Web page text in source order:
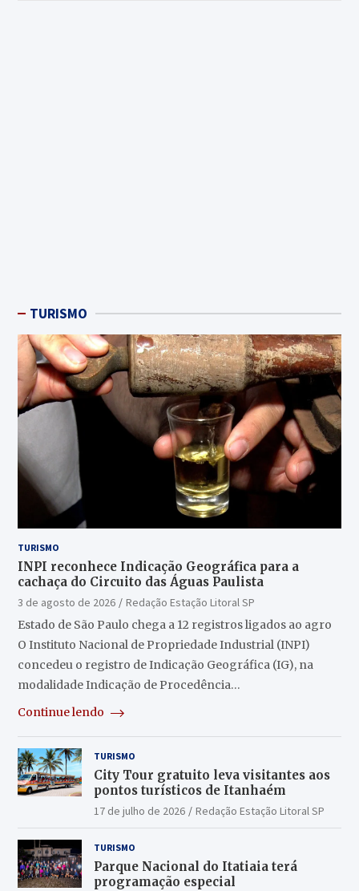
TURISMO
TURISMO
INPI reconhece Indicação Geográfica para a
cachaça do Circuito das Águas Paulista
3 de agosto de 2026
Redação Estação Litoral SP
Estado de São Paulo chega a 12 registros ligados ao agro
O Instituto Nacional de Propriedade Industrial (INPI)
concedeu o registro de Indicação Geográfica (IG), na
modalidade Indicação de Procedência…
Continue lendo
TURISMO
City Tour gratuito leva visitantes aos
pontos turísticos de Itanhaém
17 de julho de 2026 Redação Estação Litoral SP
TURISMO
Parque Nacional do Itatiaia terá
programação especial